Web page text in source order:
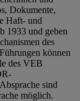
Dokumente,
Haft- und
1933 und geben
des
können
des VEB
sind
möglich.